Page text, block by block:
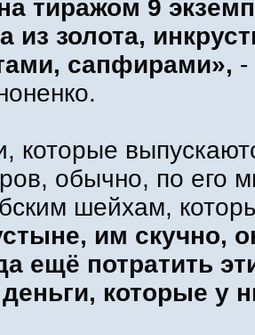
тиражом 9
из золота,
сапфирами», -
которые
обычно, по его
шейхам,
им скучно,
ещё потратить
которые у